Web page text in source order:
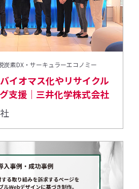
炭素DX・サーキュラーエコノミー
イオマス化やリサイクル
支援｜三井化学株式会社